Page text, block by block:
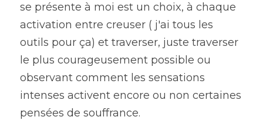
se présente à moi est un choix, à chaque
activation entre creuser ( j'ai tous les
outils pour ça) et traverser, juste traverser
le plus courageusement possible ou
observant comment les sensations
intenses activent encore ou non certaines
pensées de souffrance.